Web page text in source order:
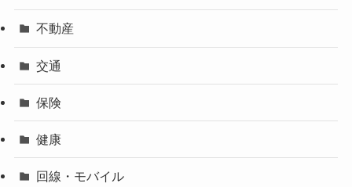
不動産
交通
保険
健康
回線・モバイル